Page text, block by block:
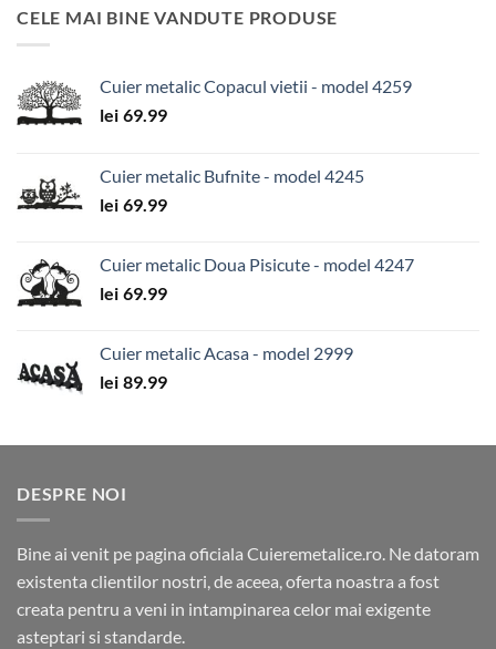
CELE MAI BINE VANDUTE PRODUSE
Cuier metalic Copacul vietii - model 4259
lei 69.99
Cuier metalic Bufnite - model 4245
lei 69.99
Cuier metalic Doua Pisicute - model 4247
lei 69.99
Cuier metalic Acasa - model 2999
lei 89.99
DESPRE NOI
Bine ai venit pe pagina oficiala Cuieremetalice.ro. Ne datoram
existenta clientilor nostri, de aceea, oferta noastra a fost
creata pentru a veni in intampinarea celor mai exigente
asteptari si standarde.